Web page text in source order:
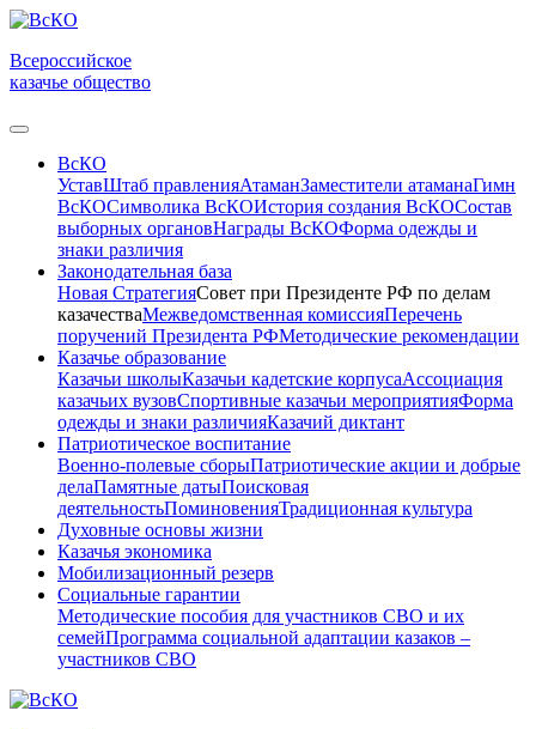
Всероссийское
казачье общество
ВсКО
УставШтаб правленияАтаманЗаместители атаманаГимн
ВсКОСимволика ВсКОИстория создания ВсКОСостав
выборных органовНаграды ВсКОФорма одежды и
знаки различия
Законодательная база
Новая СтратегияСовет при Президенте РФ по делам
казачестваМежведомственная комиссияПеречень
поручений Президента РФМетодические рекомендации
Казачье образование
Казачьи школыКазачьи кадетские корпусаАссоциация
казачьих вузовСпортивные казачьи мероприятияФорма
одежды и знаки различияКазачий диктант
Патриотическое воспитание
Военно-полевые сборыПатриотические акции и добрые
делаПамятные датыПоисковая
деятельностьПоминовенияТрадиционная культура
Духовные основы жизни
Казачья экономика
Мобилизационный резерв
Социальные гарантии
Методические пособия для участников СВО и их
семейПрограмма социальной адаптации казаков –
участников СВО